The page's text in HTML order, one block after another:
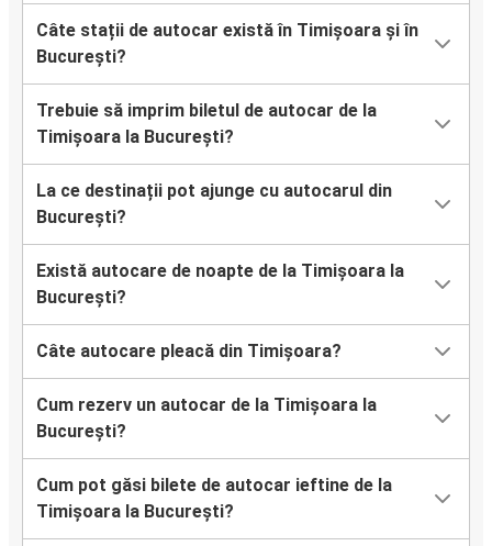
Câte stații de autocar există în Timișoara și în
București?
Trebuie să imprim biletul de autocar de la
Timișoara la București?
La ce destinații pot ajunge cu autocarul din
București?
Există autocare de noapte de la Timișoara la
București?
Câte autocare pleacă din Timișoara?
Cum rezerv un autocar de la Timișoara la
București?
Cum pot găsi bilete de autocar ieftine de la
Timișoara la București?